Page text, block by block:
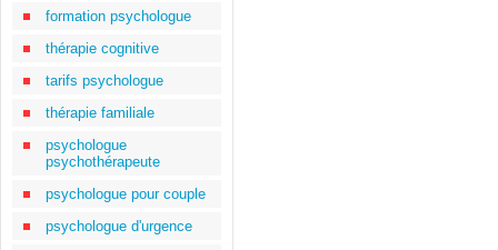
formation psychologue
thérapie cognitive
tarifs psychologue
thérapie familiale
psychologue
psychothérapeute
psychologue pour couple
psychologue d'urgence